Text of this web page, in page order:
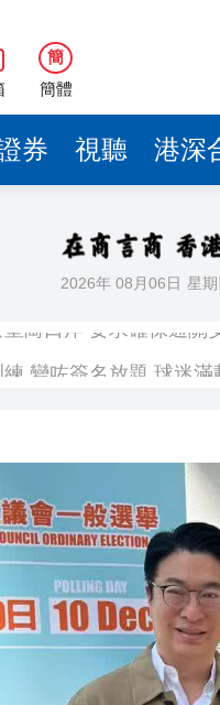
簡
簡體
券 視聽 港深
2026年 08月06日 星期
崗唐樓樓梯間驚現群鼠
港寫字樓下半年負續
金融機構搶灘跨境金
布未來五年策略計劃